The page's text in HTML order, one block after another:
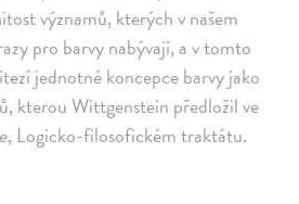
významů, kterých v našem
pro barvy nabývají, a v tomto
jednotné koncepce barvy jako
kterou Wittgenstein předložil ve
Logicko-filosofickém traktátu.